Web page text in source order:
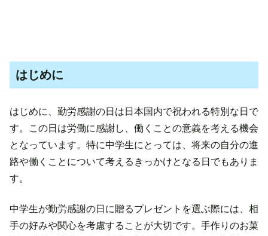
はじめに
はじめに、勤労感謝の日は日本国内で祝われる特別な日で
す。この日は労働に感謝し、働くことの意義を考える機会
となっています。特に中学生にとっては、将来の自分の進
路や働くことについて考えるきっかけとなる日でもありま
す。
中学生が勤労感謝の日に贈るプレゼントを選ぶ際には、相
手の好みや関心を考慮することが大切です。手作りのお菓